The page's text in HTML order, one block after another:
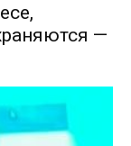
—